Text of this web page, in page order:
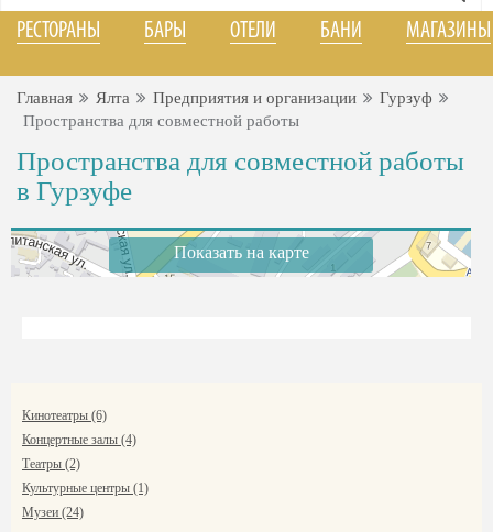
РЕСТОРАНЫ БАРЫ ОТЕЛИ БАНИ МАГАЗИНЫ
Главная Ялта Предприятия и организации
Гурзуф
Пространства для совместной работы
Пространства для совместной работы
в Гурзуфе
Показать на карте
Кинотеатры (6)
Концертные залы (4)
Театры (2)
Культурные центры (1)
Музеи (24)